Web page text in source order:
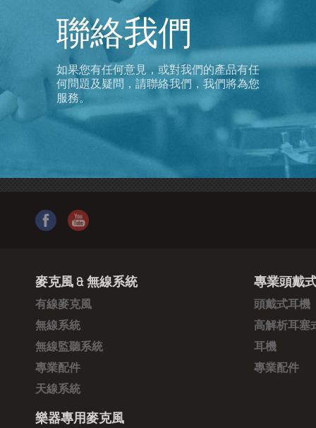
聯絡我們
如果您有任何意見，或對我們的產品有任
何問題及疑問，請聯絡我們，我們將為您
服務。
麥克風 & 無線系統
有線麥克風
無線系統
無線監聽系統
專業配件
天線系統
樂器專用麥克風
專業頭戴
頭戴式耳機
高解析耳塞
耳機
專業配件